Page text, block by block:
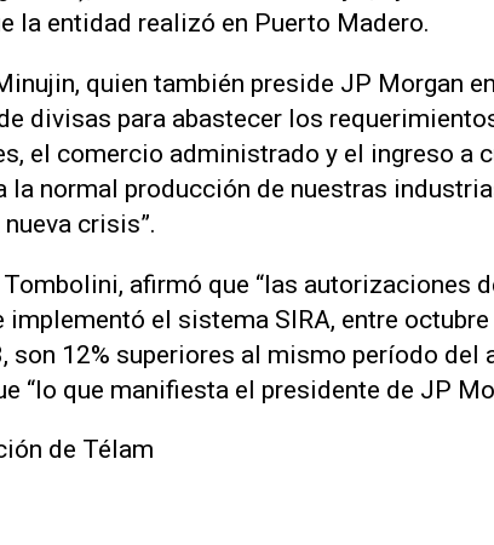
la entidad realizó en Puerto Madero.
quien también preside JP Morgan
divisas para abastecer los
el comercio administrado y el ingreso a
la normal producción de nuestras
crisis”.
Tombolini, afirmó que “las autorizaciones
implementó el sistema SIRA, entre
son 12% superiores al mismo período del
“lo que manifiesta el presidente de JP
de Télam